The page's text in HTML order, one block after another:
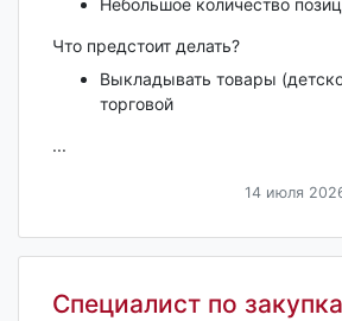
Небольшое количество
Что предстоит делать?
Выкладывать товары
торговой
...
14 июля
Специалист по